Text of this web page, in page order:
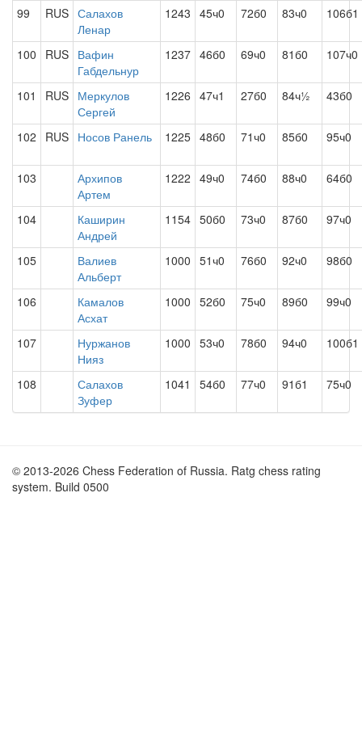
99 RUS Салахов
Ленар
1243 45ч0 72б0 83ч0 106б1
100 RUS Вафин
Габдельнур
1237 46б0 69ч0 81б0 107ч0
101 RUS Меркулов
Сергей
1226 47ч1 27б0 84ч½ 43б0
102 RUS Носов Ранель 1225 48б0 71ч0 85б0 95ч0
103
Архипов
Артем
1222 49ч0 74б0 88ч0 64б0
104
Каширин
Андрей
1154 50б0 73ч0 87б0 97ч0
105
Валиев
Альберт
1000 51ч0 76б0 92ч0 98б0
106
Камалов
Асхат
1000 52б0 75ч0 89б0 99ч0
107
Нуржанов
Нияз
1000 53ч0 78б0 94ч0 100б1
108
Салахов
Зуфер
1041 54б0 77ч0 91б1 75ч0
© 2013-2026 Chess Federation of Russia. Ratg chess rating
system. Build 0500